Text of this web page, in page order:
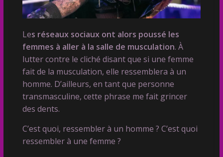
Les réseaux sociaux ont alors poussé les
femmes à aller à la salle de musculation. À
lutter contre le cliché disant que si une femme
fait de la musculation, elle ressemblera à un
homme. D’ailleurs, en tant que personne
transmasculine, cette phrase me fait grincer
des dents.
C’est quoi, ressembler à un homme ? C’est quoi
ressembler à une femme ?